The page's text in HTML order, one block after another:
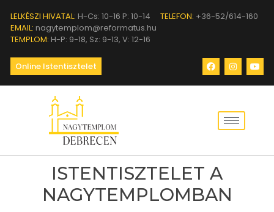
LELKÉSZI HIVATAL: H-Cs: 10-16 P: 10-14 TELEFON: +36-52/614-160
EMAIL: nagytemplom@reformatus.hu
TEMPLOM: H-P: 9-18, Sz: 9-13, V: 12-16
Online Istentisztelet
ISTENTISZTELET A
NAGYTEMPLOMBAN